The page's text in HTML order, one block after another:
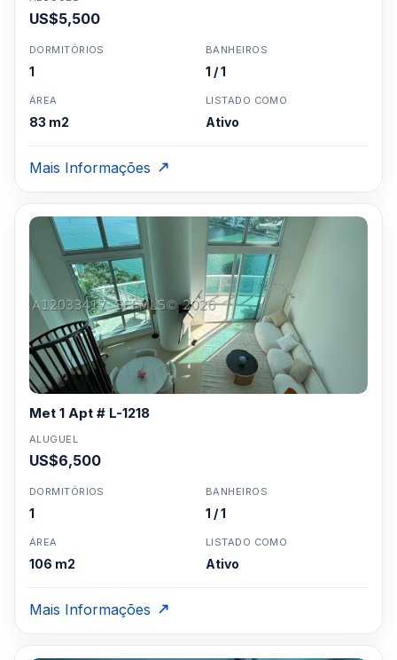
US$5,500
DORMITÓRIOS
1
BANHEIROS
1 / 1
ÁREA
83 m2
LISTADO COMO
Ativo
Mais Informações
Met 1 Apt # L-1218
ALUGUEL
US$6,500
DORMITÓRIOS
1
BANHEIROS
1 / 1
ÁREA
106 m2
LISTADO COMO
Ativo
Mais Informações